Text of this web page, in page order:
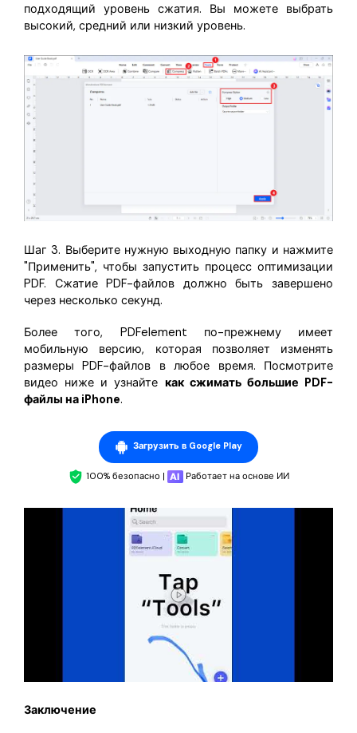
подходящий уровень сжатия. Вы можете выбрать
высокий, средний или низкий уровень.
Шаг 3. Выберите нужную выходную папку и нажмите
"Применить", чтобы запустить процесс оптимизации
PDF. Сжатие PDF-файлов должно быть завершено
через несколько секунд.
Более того, PDFelement по-прежнему имеет
мобильную версию, которая позволяет изменять
размеры PDF-файлов в любое время. Посмотрите
видео ниже и узнайте как сжимать большие PDF-
файлы на iPhone.
Загрузить в Google Play
100% безопасно | Работает на основе ИИ
Заключение